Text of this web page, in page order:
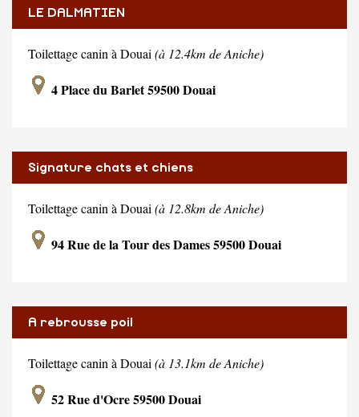
LE DALMATIEN
Toilettage canin à Douai (à 12.4km de Aniche)
4 Place du Barlet 59500 Douai
Signature chats et chiens
Toilettage canin à Douai (à 12.8km de Aniche)
94 Rue de la Tour des Dames 59500 Douai
A rebrousse poil
Toilettage canin à Douai (à 13.1km de Aniche)
52 Rue d'Ocre 59500 Douai